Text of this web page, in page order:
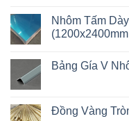
2mm
A1050
Khổ
luận
ở
Nhôm
Có
Sẵn
Nhôm Tấm
bình
Dày
Bảng Gía V
luận
ở
Đồng Vàng